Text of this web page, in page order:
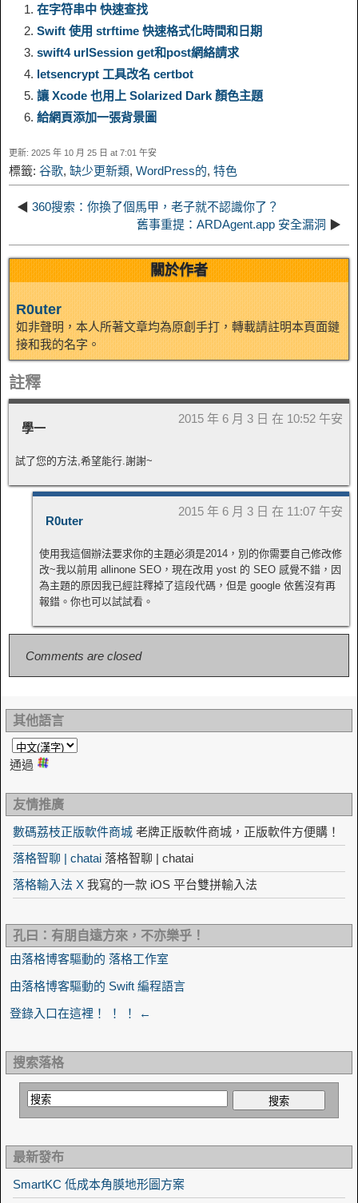
L
i
n
k
g
r
a
m
b o
n
k
e
I
n
a
r
e
在字符串中 快速查找
Swift 使用 strftime 快速格式化時間和日期
swift4 url​​Session get和post網絡請求
letsencrypt 工具改名 certbot
讓 Xcode 也用上 Solarized Dark 顏色主題
給網頁添加一張背景圖
更新: 2025 年 10 月 25 日 at 7:01 午安
標籤: 谷歌, 缺少更新類, WordPress的, 特色
◀ 360搜索：你換了個馬甲，老子就不認識你了？
舊事重提：ARDAgent.app 安全漏洞 ▶
關於作者
R0uter
如非聲明，本人所著文章均為原創手打，轉載請註明本頁面鏈
接和我的名字。
註釋
學一
2015 年 6 月 3 日 在 10:52 午安
試了您的方法,希望能行.謝謝~
R0uter
2015 年 6 月 3 日 在 11:07 午安
使用我這個辦法要求你的主題必須是2014，別的你需要自己修改修
改~我以前用 allinone SEO，現在改用 yost 的 SEO 感覺不錯，因
為主題的原因我已經註釋掉了這段代碼，但是 google 依舊沒有再
報錯。你也可以試試看。
Comments are closed
其他語言
通過
友情推廣
數碼荔枝正版軟件商城 老牌正版軟件商城，正版軟件方便購！
落格智聊 | chatai 落格智聊 | chatai
落格輸入法 X 我寫的一款 iOS 平台雙拼輸入法
孔曰：有朋自遠方來，不亦樂乎！
由落格博客驅動的 落格工作室
由落格博客驅動的 Swift 編程語言
登錄入口在這裡！ ！ ！ ←
搜索落格
最新發布
SmartKC 低成本角膜地形圖方案